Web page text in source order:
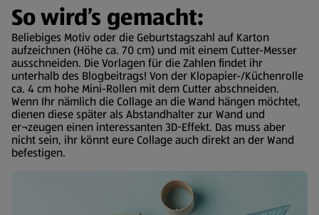
So wird’s gemacht:
Beliebiges Motiv oder die Geburtstagszahl auf Karton
aufzeichnen (Höhe ca. 70 cm) und mit einem Cutter-Messer
ausschneiden. Die Vorlagen für die Zahlen findet ihr
unterhalb des Blogbeitrags! Von der Klopapier-/Küchenrolle
ca. 4 cm hohe Mini-Rollen mit dem Cutter abschneiden.
Wenn Ihr nämlich die Collage an die Wand hängen möchtet,
dienen diese später als Abstandhalter zur Wand und
er¬zeugen einen interessanten 3D-Effekt. Das muss aber
nicht sein, ihr könnt eure Collage auch direkt an der Wand
befestigen.